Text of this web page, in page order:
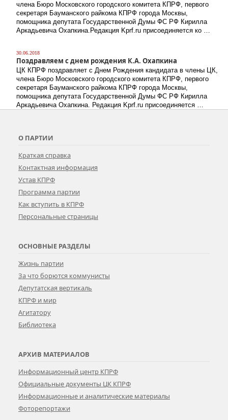
члена Бюро Московского городского комитета КПРФ, первого
секретаря Бауманского райкома КПРФ города Москвы,
помощника депутата Государственной Думы ФС РФ Кирилла
Аркадьевича Охапкина.Редакция Kprf.ru присоединяется ко …
30.06.2018
Поздравляем с днем рождения К.А. Охапкина
ЦК КПРФ поздравляет с Днем Рождения кандидата в члены ЦК,
члена Бюро Московского городского комитета КПРФ, первого
секретаря Бауманского райкома КПРФ города Москвы,
помощника депутата Государственной Думы ФС РФ Кирилла
Аркадьевича Охапкина. Редакция Kprf.ru присоединяется …
О ПАРТИИ
Краткая справка
Контактная информация
Устав КПРФ
Программа партии
Как вступить в КПРФ
Персональные страницы
ОСНОВНЫЕ РАЗДЕЛЫ
Жизнь партии
За что борются коммунисты
Депутатская вертикаль
КПРФ и мир
Агитатору
Библиотека
АРХИВ МАТЕРИАЛОВ
Информационный центр КПРФ
Официальные документы ЦК КПРФ
Информационные и аналитические материалы
Фоторепортажи